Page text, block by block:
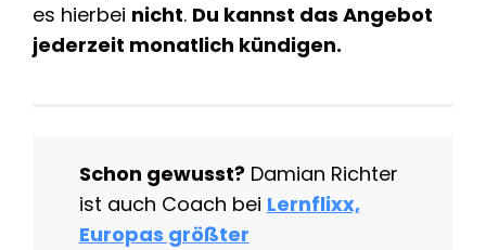
es hierbei nicht. Du kannst das Angebot
jederzeit monatlich kündigen.
Schon gewusst?Damian Richter
ist auch Coach bei Lernflixx,
Europas größter